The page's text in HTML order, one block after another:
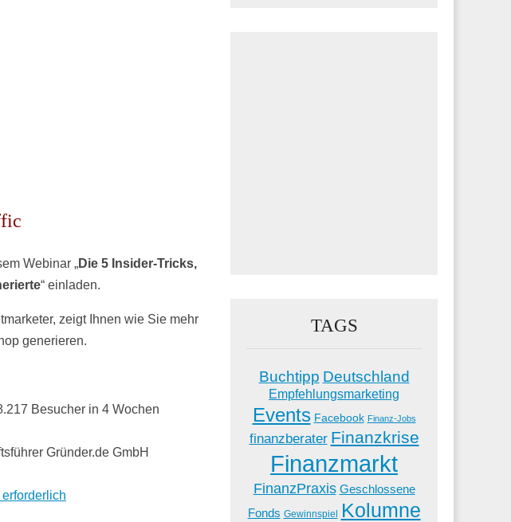
Webinar „Die 5 Insider-Tricks,
“ einladen.
zeigt Ihnen wie Sie mehr
generieren.
Besucher in 4 Wochen
Gründer.de GmbH
TAGS
Buchtipp Deutschland
Empfehlungsmarketing
Events Facebook Finanz-Jobs
finanzberater Finanzkrise
Finanzmarkt
FinanzPraxis Geschlossene
Fonds Gewinnspiel Kolumne